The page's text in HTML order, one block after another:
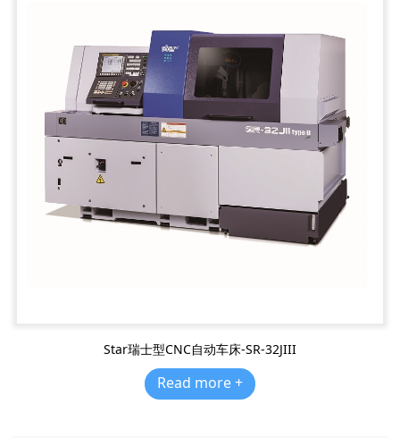
Star瑞士型CNC自动车床-SR-32JIII
Read more +